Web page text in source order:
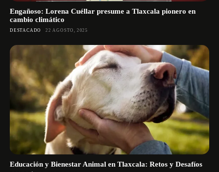
Engañoso: Lorena Cuéllar presume a Tlaxcala pionero en
cambio climático
DESTACADO 22 AGOSTO, 2025
Educación y Bienestar Animal en Tlaxcala: Retos y Desafíos